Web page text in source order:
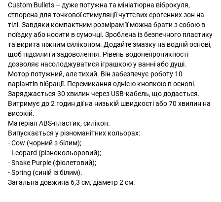
Custom Bullets – дуже потужна та мініатюрна віброкуля,
створена для точкової стимуляції чуттєвих ерогенних зон на
тілі. Завдяки компактним розмірам її можна брати з собою в
поїздку або носити в сумочці. Зроблена із безпечного пластику
та вкрита ніжним силіконом. Додайте змазку на водній основі,
щоб підсилити задоволення. Рівень водонепроникності
дозволяє насолоджуватися іграшкою у ванні або душі.
Мотор потужний, але тихий. Він забезпечує роботу 10
варіантів вібрації. Перемикання однією кнопкою в основі.
Заряджається 30 хвилин через USB-кабель, що додається.
Витримує до 2 годин дії на низькій швидкості або 70 хвилин на
високій.
Матеріал ABS-пластик, силікон.
Випускається у різноманітних кольорах:
- Cow (чорний з білим);
- Leopard (різнокольоровий);
- Snake Purple (фіолетовий);
- Spring (синій із білим).
Загальна довжина 6,3 см, діаметр 2 см.